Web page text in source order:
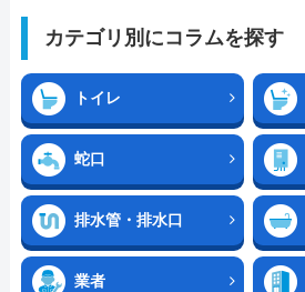
カテゴリ別にコラムを探す
トイレ
蛇口
排水管・排水口
業者